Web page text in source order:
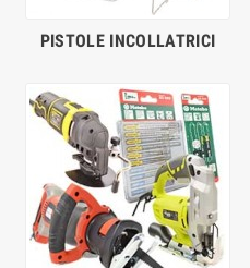
PISTOLE INCOLLATRICI